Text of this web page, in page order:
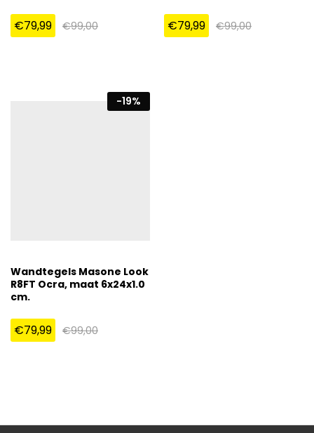
€79,99 €99,00 €79,99 €99,00
-19%
Wandtegels Masone Look
R8FT Ocra, maat 6x24x1.0
cm.
€79,99 €99,00